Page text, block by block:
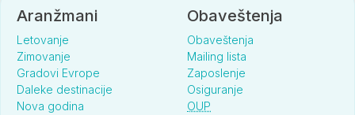
Aranžmani
Letovanje
Zimovanje
Gradovi Evrope
Daleke destinacije
Nova godina
Obaveštenja
Obaveštenja
Mailing lista
Zaposlenje
Osiguranje
OUP